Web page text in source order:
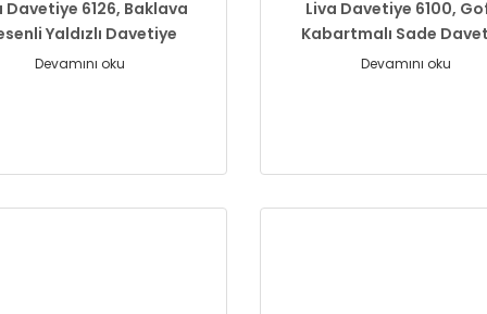
Davetiye 6126, Baklava
Yaldızlı Davetiye
Devamını oku
Liva Davetiye 6100,
Kabartmalı Sade
Devamını oku